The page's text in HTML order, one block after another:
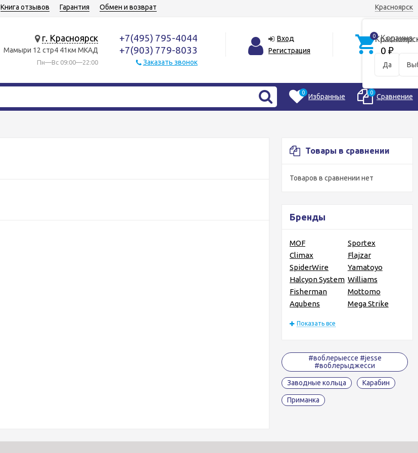
Красноярск
Да
Книга отзывов Гарантия Обмен и возврат
г. Красноярск
Мамыри 12 стр4 41км МКАД
Пн—Вс 09:00—22:00
+7(495) 795-4044
+7(903) 779-8033
Заказать звонок
Вход
Регистрация
0 Корзина
0 ₽
0 Избранные 0 Сравнение
Товары в сравнении
Товаров в сравнении нет
Бренды
MOF
Sportex
Climax
Flajzar
SpiderWire
Yamatoyo
Halcyon System Williams
Fisherman
Mottomo
Aqubens
Mega Strike
Показать все
#воблерыессе #jesse
#воблерыджесси
Заводные кольца Карабин
Приманка